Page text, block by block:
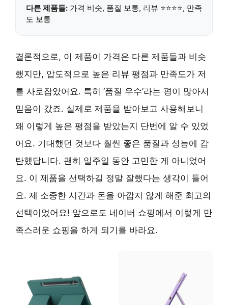
다른 제품들: 가격 비슷, 품질 보통, 리뷰 ⭐⭐⭐⭐, 만족
도 보통
결론적으로, 이 제품이 가격은 다른 제품들과 비슷
했지만, 압도적으로 높은 리뷰 평점과 만족도가 저
를 사로잡았어요. 특히 ‘품질 우수’라는 평이 많아서
믿음이 갔죠. 실제로 제품을 받아보고 사용해보니
왜 이렇게 높은 평점을 받았는지 단번에 알 수 있었
어요. 기대했던 것보다 훨씬 좋은 품질과 성능에 감
탄했답니다. 괜히 일주일 동안 고민한 게 아니었어
요. 이 제품을 선택하길 정말 잘했다는 생각이 들어
요. 제 소중한 시간과 돈을 아깝지 않게 해준 최고의
선택이었어요! 앞으로도 네이버 쇼핑에서 이렇게 만
족스러운 쇼핑을 하게 되기를 바라요.